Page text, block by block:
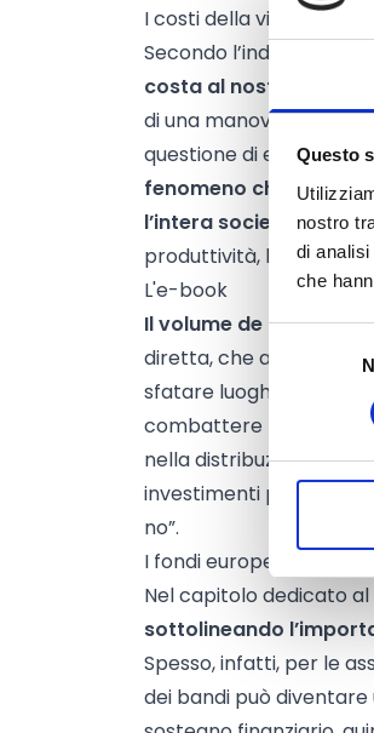
Questo
nostro
di
che
del
consenso
I costi della violenza
Secondo l’indagine
costa al nostro Paese
di una manovra
questione di economia,
fenomeno che va ben
l’intera società
: la
produttività, le spese
L'e-book
Il volume de Il Sole 24
diretta, che
sfatare luoghi comuni,
combattere la violenza.
nella distribuzione
investimenti pubblici, il
no”.
I fondi europei e il
Nel capitolo dedicato
sottolineando
Spesso, infatti, per le
dei bandi può